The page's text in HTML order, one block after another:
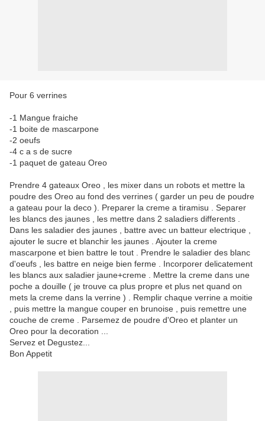
Pour 6 verrines
-1 Mangue fraiche
-1 boite de mascarpone
-2 oeufs
-4 c a s de sucre
-1 paquet de gateau Oreo
Prendre 4 gateaux Oreo , les mixer dans un robots et mettre la
poudre des Oreo au fond des verrines ( garder un peu de poudre
a gateau pour la deco ). Preparer la creme a tiramisu . Separer
les blancs des jaunes , les mettre dans 2 saladiers differents .
Dans les saladier des jaunes , battre avec un batteur electrique ,
ajouter le sucre et blanchir les jaunes . Ajouter la creme
mascarpone et bien battre le tout . Prendre le saladier des blanc
d'oeufs , les battre en neige bien ferme . Incorporer delicatement
les blancs aux saladier jaune+creme . Mettre la creme dans une
poche a douille ( je trouve ca plus propre et plus net quand on
mets la creme dans la verrine ) . Remplir chaque verrine a moitie
, puis mettre la mangue couper en brunoise , puis remettre une
couche de creme . Parsemez de poudre d'Oreo et planter un
Oreo pour la decoration ...
Servez et Degustez...
Bon Appetit